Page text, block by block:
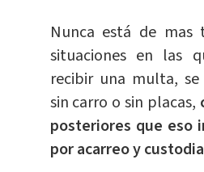
Nunca está de mas
situaciones en las
recibir una multa,
sin carro o sin placas,
posteriores que eso
por acarreo y